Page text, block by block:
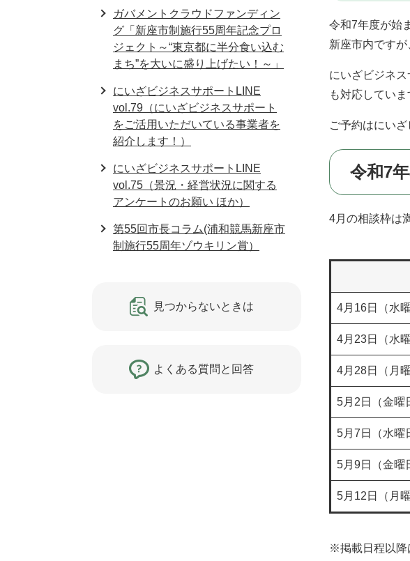
令和7年度が始
新座市内です
にいざビジネ
も対応してい
ご予約はにい
令和7
4月の相談枠は
4月16日（水曜
4月23日（水曜
4月28日（月曜
5月2日（金曜
5月7日（水曜
5月9日（金曜
5月12日（月曜
※掲載日程以降
ガバメントクラウドファンディン
グ「新座市制施行55周年記念プロ
ジェクト～“東京都に半分食い込む
まち”を大いに盛り上げたい！～」
にいざビジネスサポートLINE
vol.79（にいざビジネスサポート
をご活用いただいている事業者を
紹介します！）
にいざビジネスサポートLINE
vol.75（景況・経営状況に関する
アンケートのお願い ほか）
第55回市長コラム(浦和競馬新座市
制施行55周年ゾウキリン賞）
見つからないときは
よくある質問と回答